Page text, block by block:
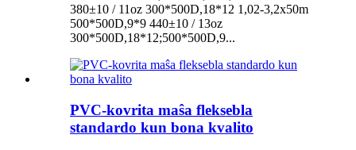
380±10 / 11oz 300*500D,18*12 1,02-3,2x50m
500*500D,9*9 440±10 / 13oz
300*500D,18*12;500*500D,9...
PVC-kovrita maŝa fleksebla
standardo kun bona kvalito